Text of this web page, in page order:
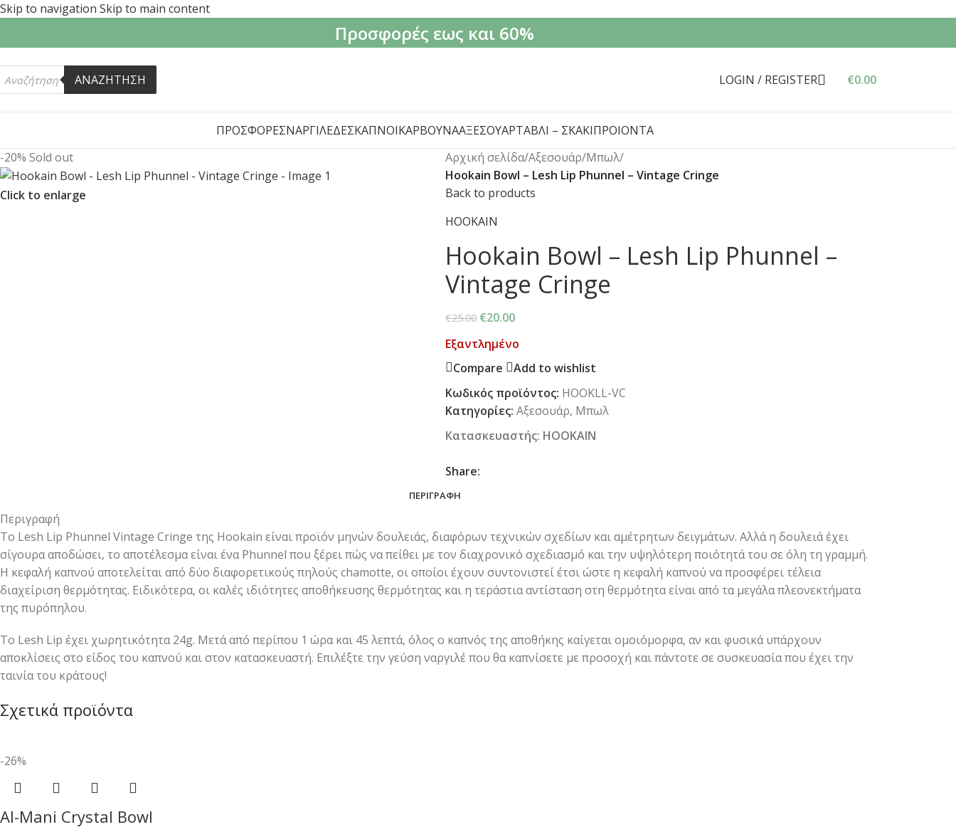
Skip to navigation Skip to main content
Προσφορές εως και 60%
ΑΝΑΖΗΤΗΣΗ LOGIN / REGISTER €0.00
ΠΡΟΣΦΟΡΕΣΝΑΡΓΙΛΈΔΕΣΚΑΠΝΟΊΚΆΡΒΟΥΝΑΑΞΕΣΟΥΆΡΤΆΒΛΙ – ΣΚΆΚΙΠΡΟΙΌΝΤΑ
-20% Sold out
Click to enlarge
Αρχική σελίδα/Αξεσουάρ/Μπωλ/
Hookain Bowl – Lesh Lip Phunnel – Vintage Cringe
Back to products
HOOKAIN
Hookain Bowl – Lesh Lip Phunnel –
Vintage Cringe
€25.00 €20.00
Εξαντλημένο
Compare
Add to wishlist
Κωδικός προϊόντος: HOOKLL-VC
Κατηγορίες: Αξεσουάρ, Μπωλ
Κατασκευαστής: HOOKAIN
Share:
ΠΕΡΙΓΡΑΦΉ
Περιγραφή
Το Lesh Lip Phunnel Vintage Cringe της Hookain είναι προϊόν μηνών δουλειάς, διαφόρων τεχνικών σχεδίων και αμέτρητων δειγμάτων. Αλλά η δουλειά έχει
σίγουρα αποδώσει, το αποτέλεσμα είναι ένα Phunnel που ξέρει πώς να πείθει με τον διαχρονικό σχεδιασμό και την υψηλότερη ποιότητά του σε όλη τη γραμμή.
Η κεφαλή καπνού αποτελείται από δύο διαφορετικούς πηλούς chamotte, οι οποίοι έχουν συντονιστεί έτσι ώστε η κεφαλή καπνού να προσφέρει τέλεια
διαχείριση θερμότητας. Ειδικότερα, οι καλές ιδιότητες αποθήκευσης θερμότητας και η τεράστια αντίσταση στη θερμότητα είναι από τα μεγάλα πλεονεκτήματα
της πυρόπηλου.
Το Lesh Lip έχει χωρητικότητα 24g. Μετά από περίπου 1 ώρα και 45 λεπτά, όλος ο καπνός της αποθήκης καίγεται ομοιόμορφα, αν και φυσικά υπάρχουν
αποκλίσεις στο είδος του καπνού και στον κατασκευαστή. Επιλέξτε την γεύση ναργιλέ που θα καπνίσετε με προσοχή και πάντοτε σε συσκευασία που έχει την
ταινία του κράτους!
Σχετικά προϊόντα
-26%
Al-Mani Crystal Bowl